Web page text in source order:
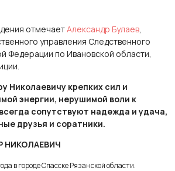
отмечаетАлександр Булаев,
управления Следственного
Федерации по Ивановской области,
Николаевичу крепких сил и
энергии, нерушимой воли к
сопутствуют надежда и удача,
друзья и соратники.
НИКОЛАЕВИЧ
в городе Спасске Рязанской области.